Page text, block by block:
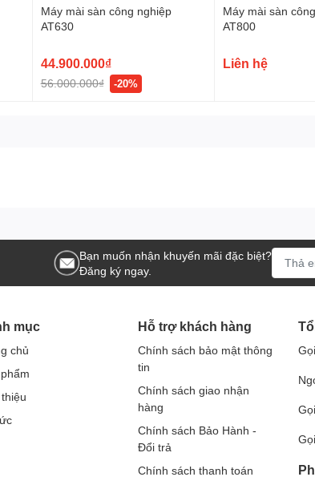
Máy mài sàn công nghiệp
AT630
44.900.000₫
56.000.000₫ -20%
Máy mài sàn
AT800
Liên hệ
Bạn muốn nhận khuyến mãi đặc biệt?
Đăng ký ngay.
mục
chủ
Hỗ trợ khách hàng
Chính sách bảo mật thông
tin
Chính sách giao nhận
hàng
Chính sách Bảo Hành -
Đổi trả
Chính sách thanh toán